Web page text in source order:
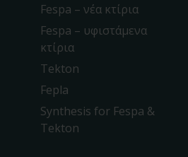
Fespa – νέα κτίρια
Fespa – υφιστάμενα
κτίρια
Tekton
Fepla
Synthesis for Fespa &
Tekton